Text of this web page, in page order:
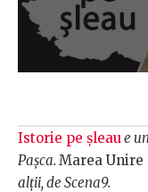
Istorie pe șleaue
Pașca. Marea Unire
alții, de Scena9.